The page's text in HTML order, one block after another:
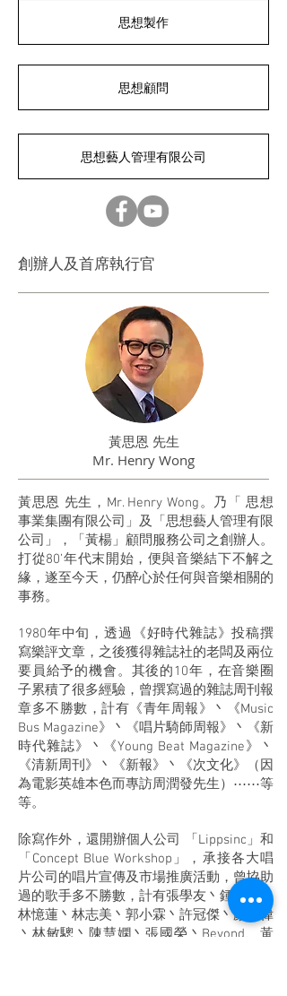
思想製作
思想顧問
思想藝人管理有限公司
創辦人及首席執行官
黃思恩 先生
Mr. Henry Wong
黃思恩 先生，Mr. Henry Wong。乃「 思想
事業集團有限公司」及「思想藝人管理有限
公司」，「黃楊」顧問服務公司之創辦人。
打從80’年代末開始，便與音樂結下不解之
緣，遂至今天，仍醉心於任何與音樂相關的
事務。
1980年中旬，透過《好時代雜誌》投稿撰
寫樂評文章，之後獲得雜誌社的老闆及兩位
要員給予的機會。其後的10年，在音樂圈
子累積了很多經驗，曾撰寫過的雜誌周刊報
章多不勝數，計有《青年周報》丶《Music
Bus Magazine》丶《唱片騎師周報》丶《新
時代雜誌》丶《Young Beat Magazine》丶
《清新周刊》丶《新報》丶《次文化》（因
為電影英雄本色而專訪周潤發先生）⋯⋯等
等。
除寫作外，還開辦個人公司 「Lippsinc」和
「Concept Blue Workshop」，承接各大唱
片公司的唱片宣傳及市場推廣活動，曾協助
過的歌手多不勝數，計有張學友丶鍾震濤丶
林憶蓮丶林志美丶郭小霖丶許冠傑丶顏福偉
丶林敏驄丶陳慧嫻丶張國榮丶Beyond、黃